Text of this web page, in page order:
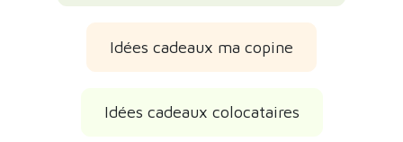
Idées cadeaux ma copine
Idées cadeaux colocataires